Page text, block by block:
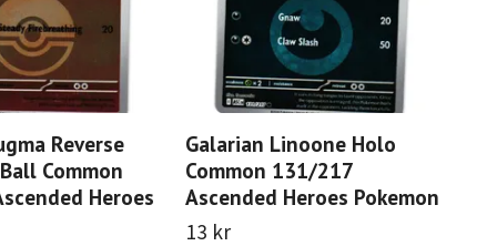
Reverse
Common
Heroes
Galarian Linoone Holo
Common 131/217
Ascended Heroes Pokemon
13 kr